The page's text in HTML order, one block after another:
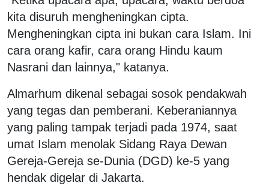
kita disuruh mengheningkan cipta.
Mengheningkan cipta ini bukan cara Islam. Ini
cara orang kafir, cara orang Hindu kaum
Nasrani dan lainnya," katanya.
Almarhum dikenal sebagai sosok pendakwah
yang tegas dan pemberani. Keberaniannya
yang paling tampak terjadi pada 1974, saat
umat Islam menolak Sidang Raya Dewan
Gereja-Gereja se-Dunia (DGD) ke-5 yang
hendak digelar di Jakarta.